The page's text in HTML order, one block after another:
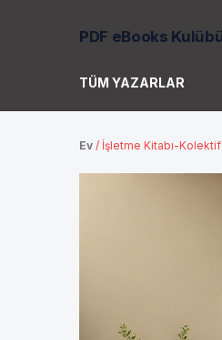
PDF eBooks
TÜM YAZARLAR
Ev / İşletme Kitabı-